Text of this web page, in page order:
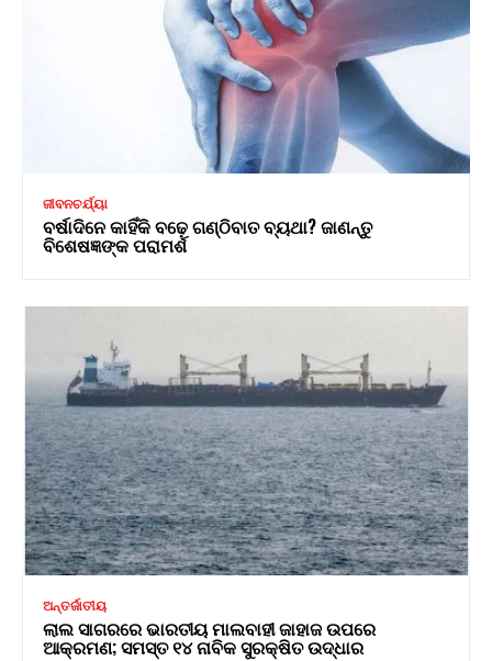
ଜୀବନଚର୍ଯ୍ୟା
ବର୍ଷାଦିନେ କାହିଁକି ବଢ଼େ ଗଣ୍ଠିବାତ ବ୍ୟଥା? ଜାଣନ୍ତୁ
ବିଶେଷଜ୍ଞଙ୍କ ପରାମର୍ଶ
ଅନ୍ତର୍ଜାତୀୟ
ଲାଲ ସାଗରରେ ଭାରତୀୟ ମାଲବାହୀ ଜାହାଜ ଉପରେ
ଆକ୍ରମଣ; ସମସ୍ତ ୧୪ ନାବିକ ସୁରକ୍ଷିତ ଉଦ୍ଧାର